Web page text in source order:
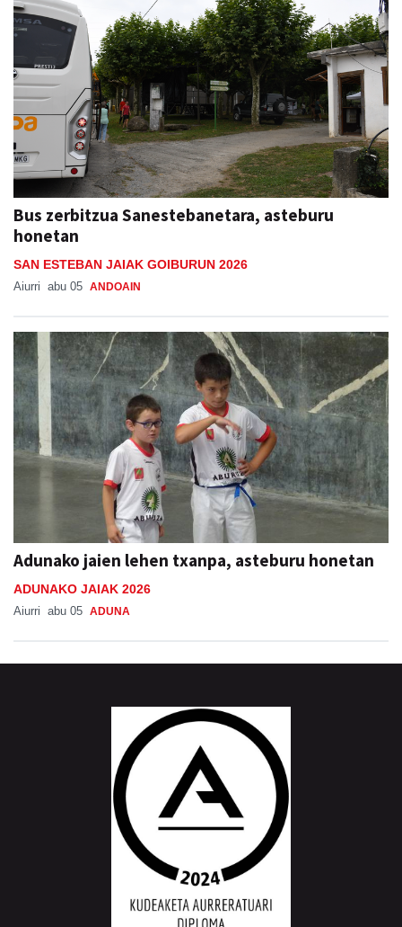
Bus zerbitzua Sanestebanetara, asteburu
honetan
SAN ESTEBAN JAIAK GOIBURUN 2026
Aiurri abu 05 ANDOAIN
Adunako jaien lehen txanpa, asteburu honetan
ADUNAKO JAIAK 2026
Aiurri abu 05 ADUNA